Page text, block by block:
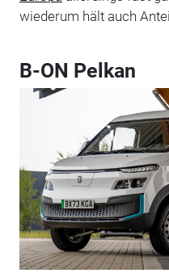
wiederum hält auch
B-ON Pelkan